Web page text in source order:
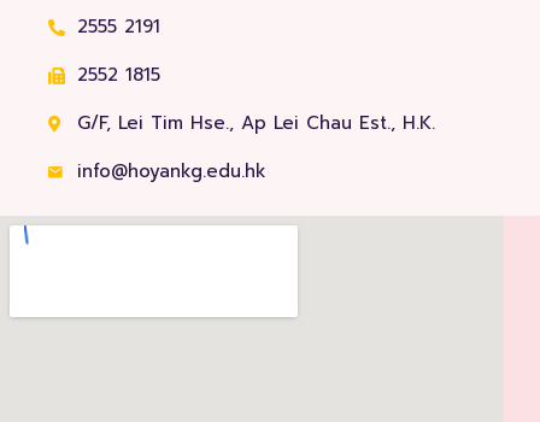
2555 2191
2552 1815
G/F, Lei Tim Hse., Ap Lei Chau Est., H.K.
info@hoyankg.edu.hk